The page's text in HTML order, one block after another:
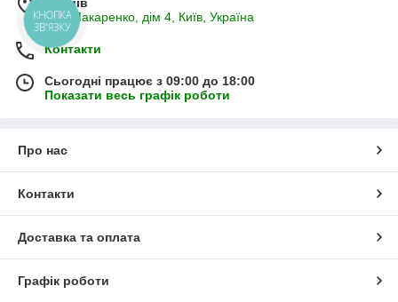
Надувна/змінна
енергоефективність
процесу горіння; має дещо
газів або ж
Потужність моделей із надувним/змінним пальником
— до 5000 кВт.
Теплообмінники
вул. Макаренко, дім 4, Київ, Україна
Контакти
Сьогодні працює з 09:00 до 18:00
Показати весь графік роботи
Про нас
Контакти
Доставка та оплата
Графік роботи
КНОПКА
ЗВ'ЯЗКУ